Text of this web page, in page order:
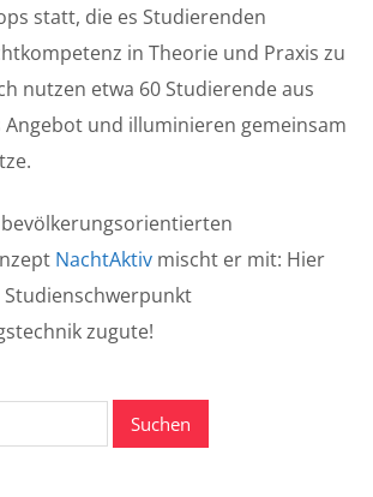
statt, die es Studierenden
in Theorie und Praxis zu
nutzen etwa 60 Studierende aus
Angebot und illuminieren gemeinsam
NachtAktiv mischt er mit: Hier
zugute!